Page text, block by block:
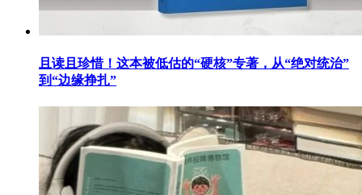
且读且珍惜！这本被低估的“硬核”专著，从“绝对统治”
到“边缘挣扎”